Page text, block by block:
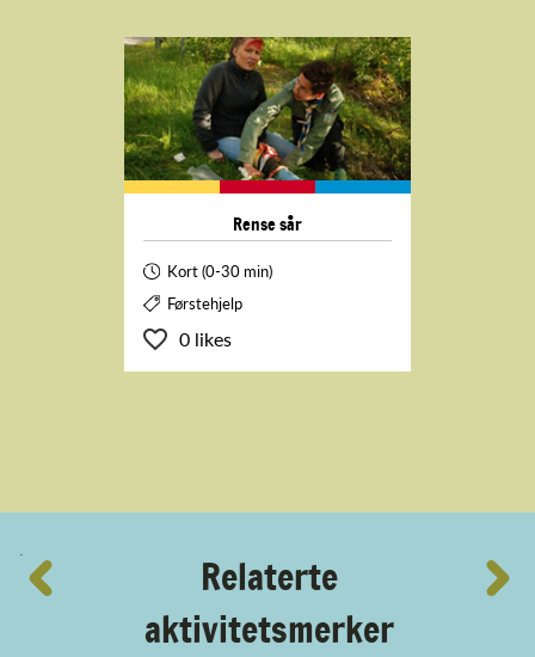
Rense sår
Kort (0-30 min)
Førstehjelp
0 likes
´
Relaterte
aktivitetsmerker